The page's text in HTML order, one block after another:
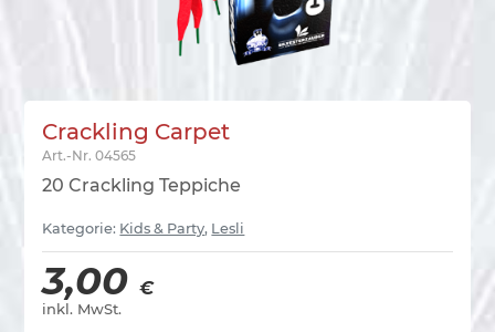
Crackling Carpet
Art.-Nr.04565
20 Crackling Teppiche
Kategorie: Kids & Party, Lesli
3,00€
inkl. MwSt.